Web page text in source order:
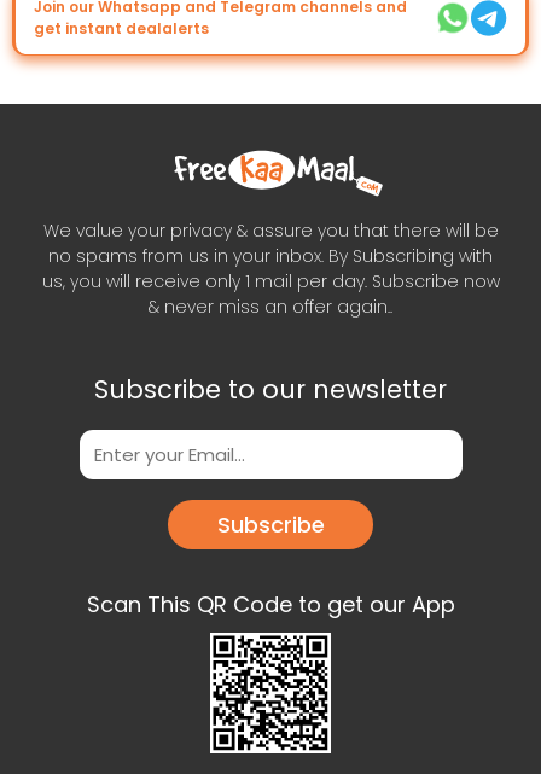
Join our Whatsapp and Telegram channels and
get instant dealalerts
We value your privacy & assure you that there will be
no spams from us in your inbox. By Subscribing with
us, you will receive only 1 mail per day. Subscribe now
& never miss an offer again..
Subscribe to our newsletter
Subscribe
Scan This QR Code to get our App